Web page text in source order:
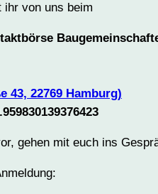
ihr von uns beim
43, 22769 Hamburg)
gehen mit euch ins